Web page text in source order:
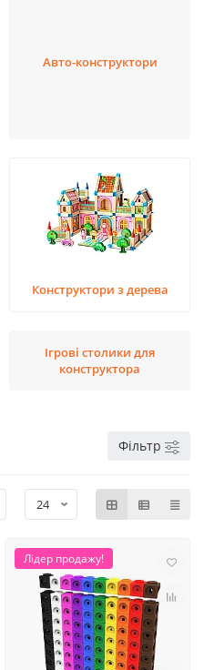
Авто-конструктори
Конструктори з дерева
Ігрові столики для
конструктора
Фільтр
Лідер продажу!